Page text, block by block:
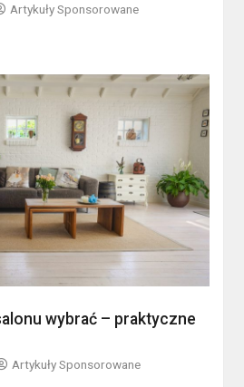
Artykuły Sponsorowane
wybrać – praktyczne
Artykuły Sponsorowane